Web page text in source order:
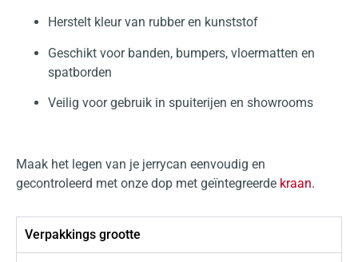
Herstelt kleur van rubber en kunststof
Geschikt voor banden, bumpers, vloermatten en
spatborden
Veilig voor gebruik in spuiterijen en showrooms
Maak het legen van je jerrycan eenvoudig en
gecontroleerd met onze dop met geïntegreerde kraan.
Verpakkings grootte